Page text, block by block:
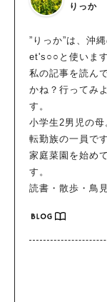
りっか
”りっか”は、沖
et's○○と使います
私の記事を読ん
かね？行ってみ
す。
小学生2男児の母
転勤族の一員です
家庭菜園を始め
す。
読書・散歩・鳥